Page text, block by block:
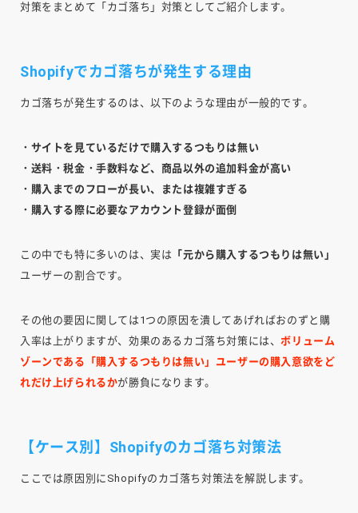
対策をまとめて「カゴ落ち」対策としてご紹介します。
Shopifyでカゴ落ちが発生する理由
カゴ落ちが発生するのは、以下のような理由が一般的です。
・サイトを見ているだけで購入するつもりは無い
・送料・税金・手数料など、商品以外の追加料金が高い
・購入までのフローが長い、または複雑すぎる
・購入する際に必要なアカウント登録が面倒
この中でも特に多いのは、実は 「元から購入するつもりは無い」
ユーザーの割合です。
その他の要因に関しては1つの原因を潰してあげればおのずと購
入率は上がりますが、効果のあるカゴ落ち対策には、ボリューム
ゾーンである「購入するつもりは無い」ユーザーの購入意欲をど
れだけ上げられるかが勝負になります。
【ケース別】Shopifyのカゴ落ち対策法
ここでは原因別にShopifyのカゴ落ち対策法を解説します。